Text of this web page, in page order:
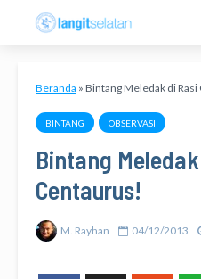
Beranda » Bintang Meledak di
BINTANG OBSERVASI
Bintang
Centaurus!
M. Rayhan 04/12/2013